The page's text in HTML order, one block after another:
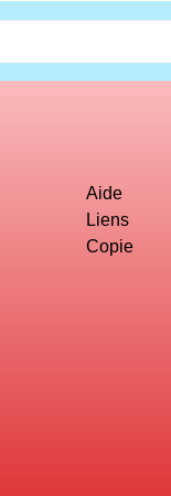
Aide
Liens
Copie